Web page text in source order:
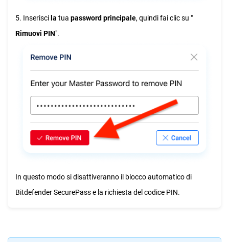
5. Inserisci la tua password principale, quindi fai clic su "
Rimuovi PIN".
In questo modo si disattiveranno il blocco automatico di
Bitdefender SecurePass e la richiesta del codice PIN.